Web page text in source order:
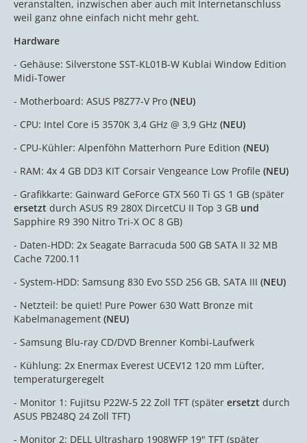
veranstalten, inzwischen aber auch mit Internetanschluss
weil ganz ohne einfach nicht mehr geht.
Hardware
- Gehäuse: Silverstone SST-KL01B-W Kublai Window Edition
Midi-Tower
- Motherboard: ASUS P8Z77-V Pro (NEU)
- CPU: Intel Core i5 3570K 3,4 GHz @ 3,9 GHz (NEU)
- CPU-Kühler: Alpenföhn Matterhorn Pure Edition (NEU)
- RAM: 4x 4 GB DD3 KIT Corsair Vengeance Low Profile (NEU)
- Grafikkarte: Gainward GeForce GTX 560 Ti GS 1 GB (später
ersetzt durch ASUS R9 280X DircetCU II Top 3 GB und
Sapphire R9 390 Nitro Tri-X OC 8 GB)
- Daten-HDD: 2x Seagate Barracuda 500 GB SATA II 32 MB
Cache 7200.11
- System-HDD: Samsung 830 Evo SSD 256 GB, SATA III (NEU)
- Netzteil: be quiet! Pure Power 630 Watt Bronze mit
Kabelmanagement (NEU)
- Samsung Blu-ray CD/DVD Brenner Kombi-Laufwerk
- Kühlung: 2x Enermax Everest UCEV12 120 mm Lüfter,
temperaturgeregelt
- Monitor 1: Fujitsu P22W-5 22 Zoll TFT (später ersetzt durch
ASUS PB248Q 24 Zoll TFT)
- Monitor 2: DELL Ultrasharp 1908WFP 19" TFT (später